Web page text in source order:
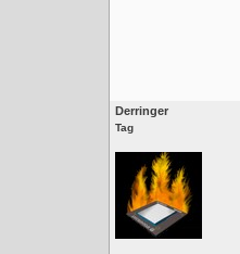
Derringer
Tag